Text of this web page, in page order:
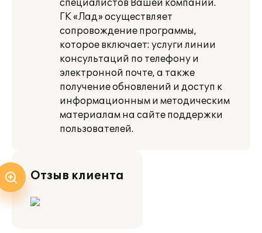
специалистов Вашей компании.
ГК «Лад» осуществляет
сопровождение программы,
которое включает: услуги линии
консультаций по телефону и
электронной почте, а также
получение обновлений и доступ к
информационным и методическим
материалам на сайте поддержки
пользователей.
Отзыв клиента